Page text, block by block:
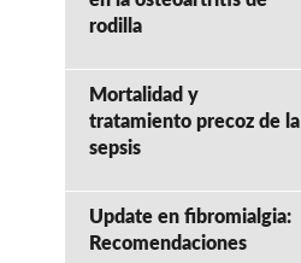
rodilla
Mortalidad y
tratamiento precoz de la
sepsis
Update en fibromialgia:
Recomendaciones